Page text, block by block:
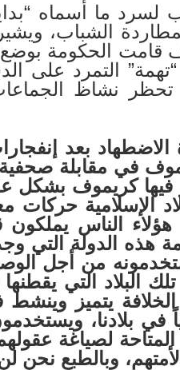
الكاتب لسرد ما أسماه
الشباب،
قامت الحكومة بوضع
“تهمة” التمرد على
159 و المادة 216 التي
الاضطهاد بعد
في مقابلة
فيها كريموف بشكل
الإسلامية حركات
الناس يملكون
هذه الدولة التي
من أجل
البلاد التي
الخلافة يتميز
بلادنا،
لصياغة
لأمتهم، وبالطبع نحن